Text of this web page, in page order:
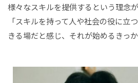
様々なスキルを提供するという理念
「スキルを持って人や社会の役に立
きる場だと感じ、それが始めるきっ